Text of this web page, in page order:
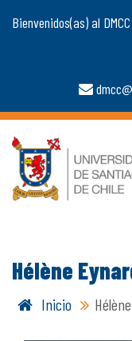
Bienvenidos(as) al
Hélène
Inicio